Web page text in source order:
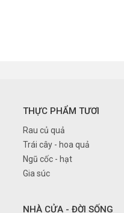
THỰC PHẨM TƯƠI
Rau củ quả
Trái cây - hoa quả
Ngũ cốc - hạt
Gia súc
NHÀ CỬA - ĐỜI SỐNG